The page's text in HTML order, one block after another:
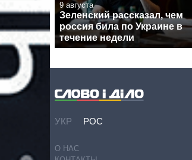
9 августа
Зеленский рассказал, чем
россия била по Украине в
течение недели
УКР РОС
О НАС